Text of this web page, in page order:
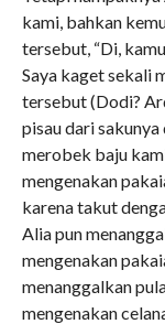
kami, bahkan
tersebut, “Di,
Saya kaget sekali
tersebut (Dodi?
pisau dari
merobek baju
mengenakan
karena takut
Alia pun
mengenakan
menanggalkan
mengenakan